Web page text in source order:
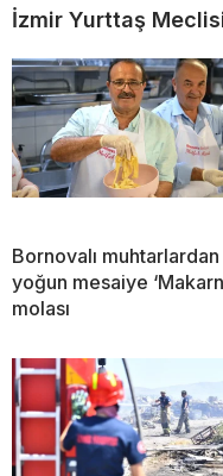
İzmir Yurttaş
Bornovalı muhtarlardan
yoğun mesaiye
molası